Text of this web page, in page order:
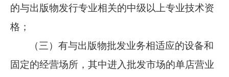
的与出版物发行专业相关的中级以上专业技术资
格；
（三）有与出版物批发业务相适应的设备和
固定的经营场所，其中进入批发市场的单店营业